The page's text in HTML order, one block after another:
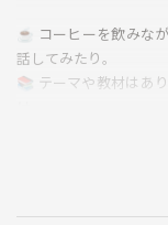
☕️ コーヒーを飲みな
話してみたり。
📚 テーマや教材はあ
英語が得意じゃなくて